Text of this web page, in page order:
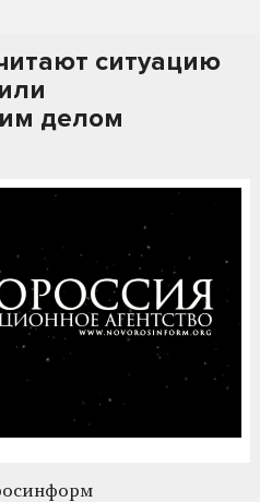
ситуацию
делом